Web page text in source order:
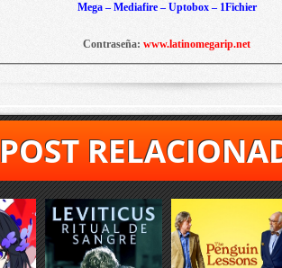
Mega – Mediafire – Uptobox – 1Fichier
Contraseña: www.latinomegarip.net
POST